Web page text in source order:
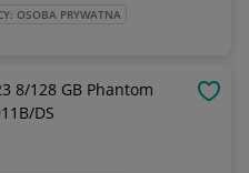
OSOBA PRYWATNA
8/128 GB Phantom
DS